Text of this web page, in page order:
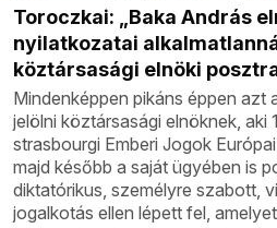
Toroczkai: „Baka András
nyilatkozatai
köztársasági elnöki
Mindenképpen pikáns éppen azt
jelölni köztársasági elnöknek, aki
strasbourgi Emberi Jogok
majd később a saját ügyében is
diktatórikus, személyre szabott,
jogalkotás ellen lépett fel,